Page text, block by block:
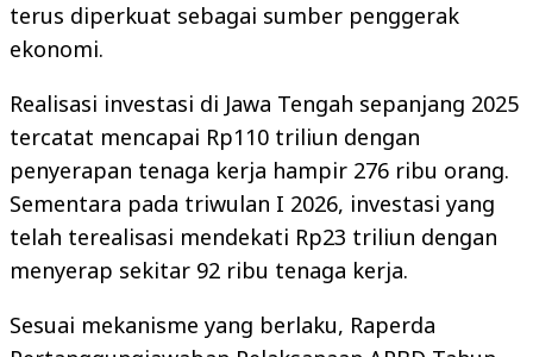
terus diperkuat sebagai sumber penggerak
ekonomi.
Realisasi investasi di Jawa Tengah sepanjang 2025
tercatat mencapai Rp110 triliun dengan
penyerapan tenaga kerja hampir 276 ribu orang.
Sementara pada triwulan I 2026, investasi yang
telah terealisasi mendekati Rp23 triliun dengan
menyerap sekitar 92 ribu tenaga kerja.
Sesuai mekanisme yang berlaku, Raperda